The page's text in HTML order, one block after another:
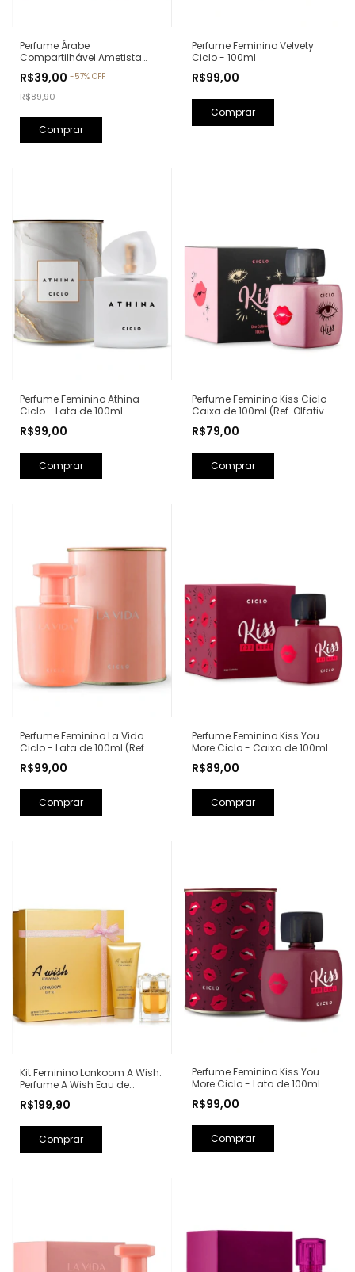
Perfume Árabe
Compartilhável Ametista
25ml (Ref. Olfativa: Bade'e Al
Oud Amethyst Lattafa)
R$39,00 -57% OFF
R$89,90
Perfume Feminino Velvety
Ciclo - 100ml
R$99,00
Perfume Feminino Athina
Ciclo - Lata de 100ml
R$99,00
Perfume Feminino Kiss Ciclo -
Caixa de 100ml (Ref. Olfativa:
R$79,00
Perfume Feminino La Vida
Ciclo - Lata de 100ml (Ref.
Lancôme)
R$99,00
Perfume Feminino Kiss You
More Ciclo - Caixa de 100ml
Laurent)
R$89,00
Kit Feminino Lonkoom A Wish:
Perfume A Wish Eau de
Hidratante Corporal
R$199,90
Perfume Feminino Kiss You
More Ciclo - Lata de 100ml
(Ref. Olfativa: Libre Yves Saint
Laurent)
R$99,00